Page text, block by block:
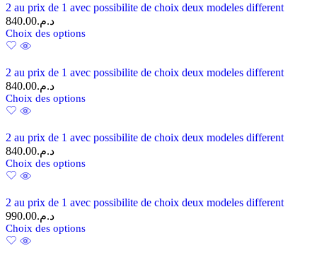
2 au prix de 1 avec possibilite de choix deux modeles different
د.م.840.00
Choix des options
2 au prix de 1 avec possibilite de choix deux modeles different
د.م.840.00
Choix des options
2 au prix de 1 avec possibilite de choix deux modeles different
د.م.840.00
Choix des options
2 au prix de 1 avec possibilite de choix deux modeles different
د.م.990.00
Choix des options